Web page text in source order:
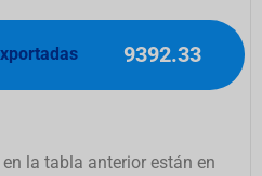
9392.33
la tabla anterior están en